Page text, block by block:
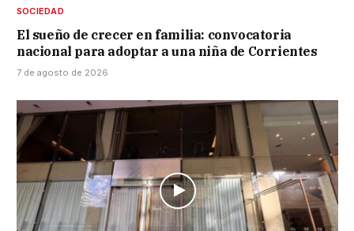
SOCIEDAD
El sueño de crecer en familia: convocatoria
nacional para adoptar a una niña de Corrientes
7 de agosto de 2026